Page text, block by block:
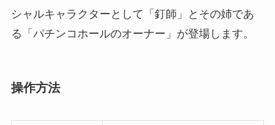
シャルキャラクターとして「釘師」とその姉であ
る「パチンコホールのオーナー」が登場します。
操作方法